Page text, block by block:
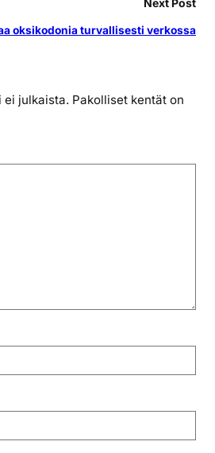
Next Post
oksikodonia turvallisesti verkossa
ei julkaista. Pakolliset kentät on